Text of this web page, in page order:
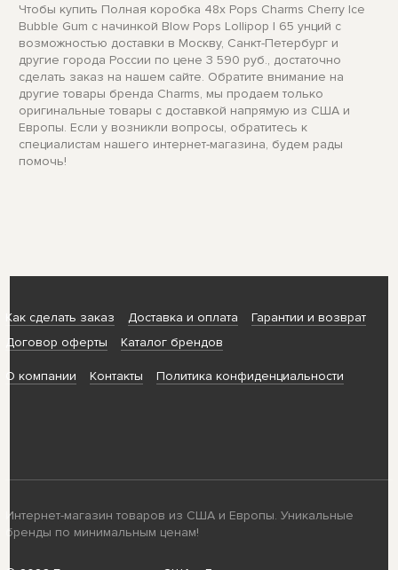
Чтобы купить Полная коробка 48x Pops Charms Cherry Ice
Bubble Gum с начинкой Blow Pops Lollipop | 65 унций с
возможностью доставки в Москву, Санкт-Петербург и
другие города России по цене 3 590 руб., достаточно
сделать заказ на нашем сайте. Обратите внимание на
другие товары бренда Charms, мы продаем только
оригинальные товары с доставкой напрямую из США и
Европы. Если у возникли вопросы, обратитесь к
специалистам нашего интернет-магазина, будем рады
помочь!
Как сделать заказ Доставка и оплата
Гарантии и возврат
Договор оферты
Каталог брендов
О компании Контакты Политика конфиденциальности
Интернет-магазин товаров из США и Европы. Уникальные
бренды по минимальным ценам!